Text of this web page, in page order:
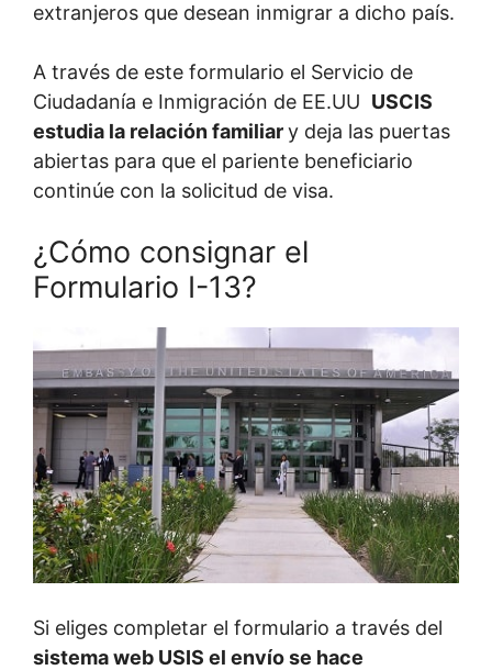
extranjeros que desean inmigrar a dicho país.
A través de este formulario el Servicio de
Ciudadanía e Inmigración de EE.UU USCIS
estudia la relación familiary deja las puertas
abiertas para que el pariente beneficiario
continúe con la solicitud de visa.
¿Cómo consignar el
Formulario I-13?
Si eliges completar el formulario a través del
sistema web USIS el envío se hace